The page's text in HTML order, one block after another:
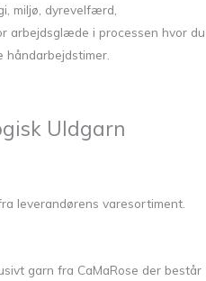
miljø, dyrevelfærd,
arbejdsglæde i processen hvor du
håndarbejdstimer.
Uldgarn
leverandørens varesortiment.
garn fra CaMaRose der består